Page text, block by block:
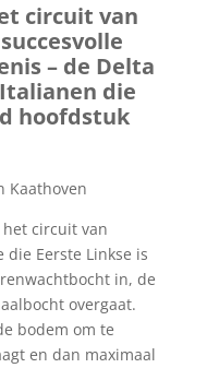
circuit van
– de Delta
die
hoofdstuk
Kaathoven
het circuit van
Eerste Linkse is
in, de
overgaat.
bodem om te
en dan maximaal